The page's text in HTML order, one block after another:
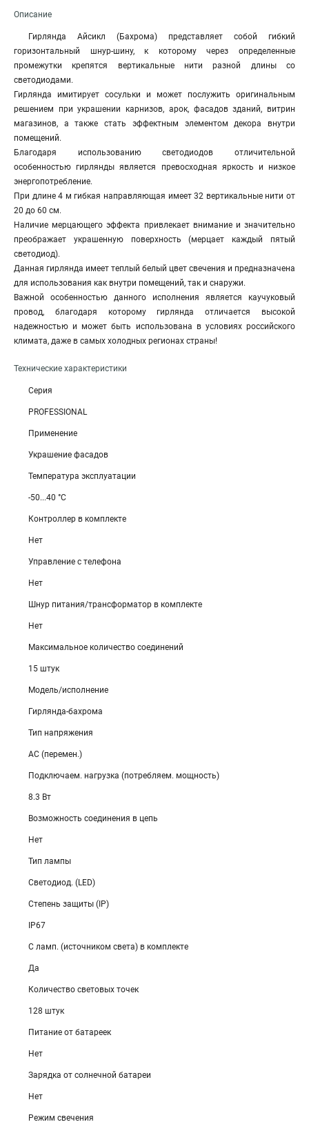
Описание
Гирлянда Айсикл (Бахрома) представляет собой гибкий
горизонтальный шнур-шину, к которому через определенные
промежутки крепятся вертикальные нити разной длины со
светодиодами.
Гирлянда имитирует сосульки и может послужить оригинальным
решением при украшении карнизов, арок, фасадов зданий, витрин
магазинов, а также стать эффектным элементом декора внутри
помещений.
Благодаря использованию светодиодов отличительной
особенностью гирлянды является превосходная яркость и низкое
энергопотребление.
При длине 4 м гибкая направляющая имеет 32 вертикальные нити от
20 до 60 см.
Наличие мерцающего эффекта привлекает внимание и значительно
преображает украшенную поверхность (мерцает каждый пятый
светодиод).
Данная гирлянда имеет теплый белый цвет свечения и предназначена
для использования как внутри помещений, так и снаружи.
Важной особенностью данного исполнения является каучуковый
провод, благодаря которому гирлянда отличается высокой
надежностью и может быть использована в условиях российского
климата, даже в самых холодных регионах страны!
Технические характеристики
Серия
PROFESSIONAL
Применение
Украшение фасадов
Температура эксплуатации
-50...40 °C
Контроллер в комплекте
Нет
Управление с телефона
Нет
Шнур питания/трансформатор в комплекте
Нет
Максимальное количество соединений
15 штук
Модель/исполнение
Гирлянда-бахрома
Тип напряжения
AC (перемен.)
Подключаем. нагрузка (потребляем. мощность)
8.3 Вт
Возможность соединения в цепь
Нет
Тип лампы
Светодиод. (LED)
Степень защиты (IP)
IP67
С ламп. (источником света) в комплекте
Да
Количество световых точек
128 штук
Питание от батареек
Нет
Зарядка от солнечной батареи
Нет
Режим свечения